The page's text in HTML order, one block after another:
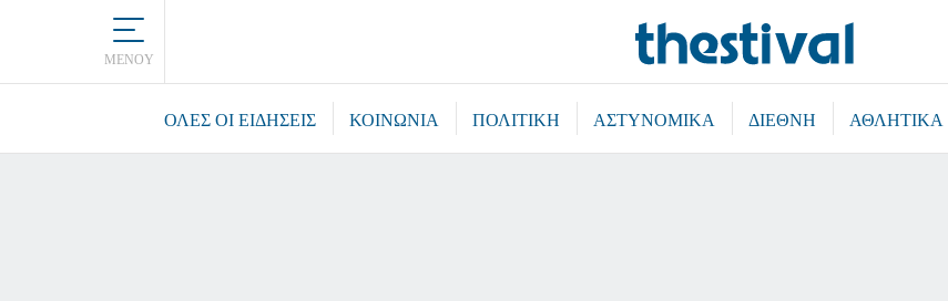
MENOY
ΌΛΕΣ ΟΙ ΕΙΔΉΣΕΙΣ ΚΟΙΝΩΝΙΑ ΠΟΛΙΤΙΚΗ ΑΣΤΥΝΟΜΙΚΑ ΔΙΕΘΝΗ ΑΘΛΗΤΙΚΑ